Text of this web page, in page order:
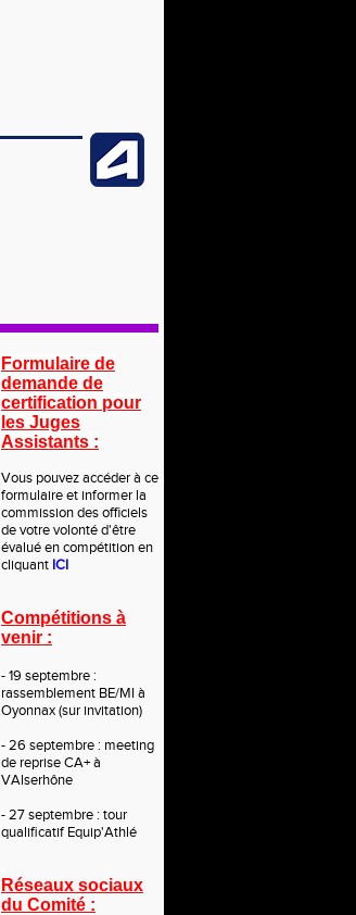
Formulaire de
demande de
certification pour
les Juges
Assistants :
Vous pouvez accéder à ce
formulaire et informer la
commission des officiels
de votre volonté d'être
évalué en compétition en
cliquant ICI
Compétitions à
venir :
- 19 septembre :
rassemblement BE/MI à
Oyonnax (sur invitation)
- 26 septembre : meeting
de reprise CA+ à
VAlserhône
- 27 septembre : tour
qualificatif Equip'Athlé
Réseaux sociaux
du Comité :